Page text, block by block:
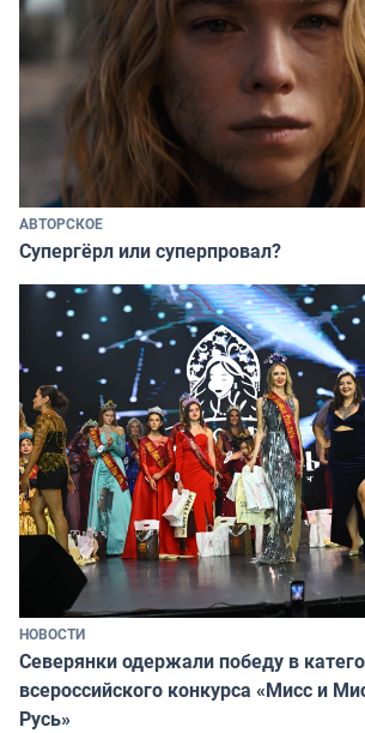
АВТОРСКОЕ
Супергёрл или суперпровал?
НОВОСТИ
Северянки одержали победу в
всероссийского конкурса «Мисс и
Русь»